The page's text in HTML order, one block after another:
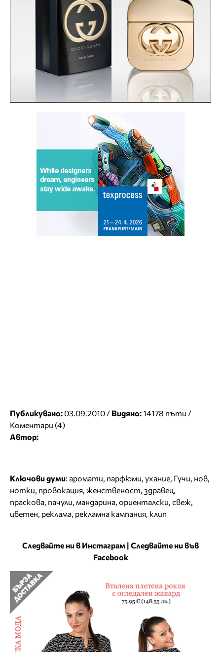
Публикувано: 03.09.2010 / Видяно:14178 пъти /
Коментари (4)
Автор:
Ключови думи: аромати парфюми ухание Гучи нов
нотки провокация женственост здравец
праскова пачули мандарина ориенталски свеж
цветен реклама рекламна кампания клип
Следвайте ни в Инстаграм | Следвайте ни във
Facebook